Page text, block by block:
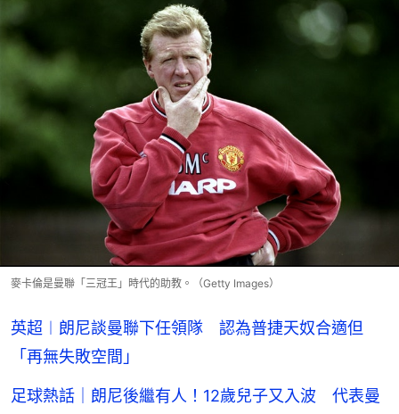
麥卡倫是曼聯「三冠王」時代的助教。（Getty Images）
英超︱朗尼談曼聯下任領隊 認為普捷天奴合適但
「再無失敗空間」
足球熱話｜朗尼後繼有人！12歲兒子又入波 代表曼